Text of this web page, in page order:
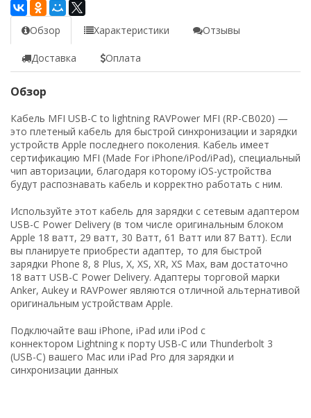
Обзор Характеристики Отзывы
Доставка Оплата
Обзор
Кабель MFI USB-C to lightning RAVPower MFI (RP-CB020) —
это плетеный кабель для быстрой синхронизации и зарядки
устройств Apple последнего поколения. Кабель имеет
сертификацию MFI (Made For iPhone/iPod/iPad), специальный
чип авторизации, благодаря которому iOS-устройства
будут распознавать кабель и корректно работать с ним.
Используйте этот кабель для зарядки с сетевым адаптером
USB-C Power Delivery (в том числе оригинальным блоком
Apple 18 ватт, 29 ватт, 30 Ватт, 61 Ватт или 87 Ватт). Если
вы планируете приобрести адаптер, то для быстрой
зарядки Phone 8, 8 Plus, X, XS, XR, XS Max, вам достаточно
18 ватт USB-C Power Delivery. Адаптеры торговой марки
Anker, Aukey и RAVPower являются отличной альтернативой
оригинальным устройствам Apple.
Подключайте ваш iPhone, iPad или iPod c
коннектором Lightning к порту USB-C или Thunderbolt 3
(USB-C) вашего Mac или iPad Pro для зарядки и
синхронизации данных